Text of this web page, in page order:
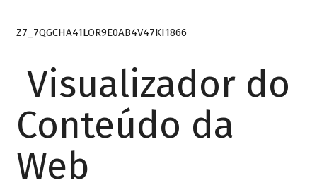
Z7_7QGCHA41LOR9E0AB4V47KI1866
Visualizador do
Conteúdo da
Web